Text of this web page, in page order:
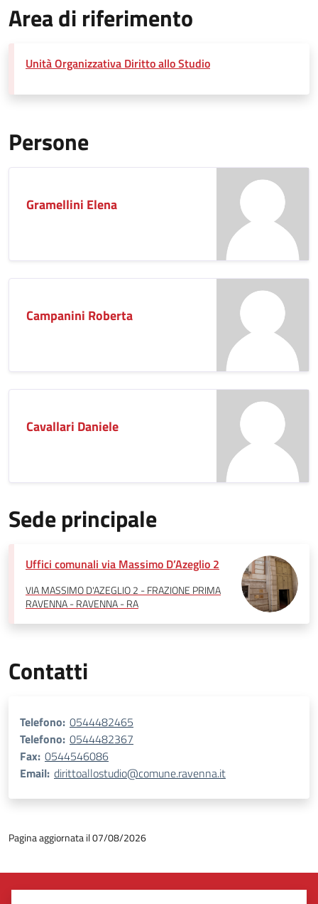
Area di riferimento
Unità Organizzativa Diritto allo Studio
Persone
Gramellini Elena
Campanini Roberta
Cavallari Daniele
Sede principale
Uffici comunali via Massimo D’Azeglio 2
VIA MASSIMO D'AZEGLIO 2 - FRAZIONE PRIMA
RAVENNA - RAVENNA - RA
Contatti
Telefono: 0544482465
Telefono: 0544482367
Fax: 0544546086
Email: dirittoallostudio@comune.ravenna.it
Pagina aggiornata il 07/08/2026